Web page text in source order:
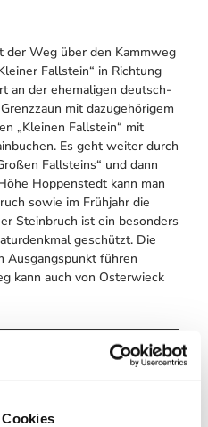
Weg über den Kammweg
Fallstein“ in Richtung
an der ehemaligen deutsch-
mit dazugehörigem
„Kleinen Fallstein“ mit
Es geht weiter durch
Fallsteins“ und dann
Hoppenstedt kann man
sowie im Frühjahr die
Steinbruch ist ein besonders
geschützt. Die
Ausgangspunkt führen
kann auch von Osterwieck
Osterwieck, Hoppenstedt